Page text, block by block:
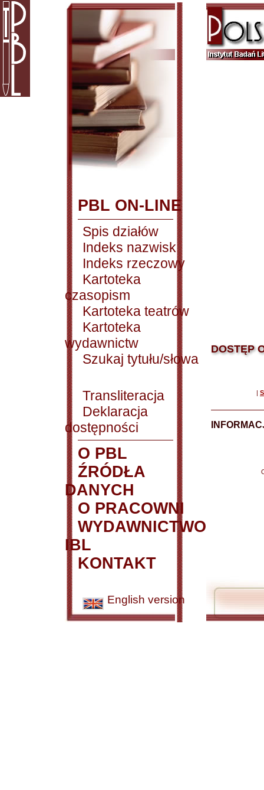
PBL ON-LINE
Spis działów
Indeks nazwisk
Indeks rzeczowy
Kartoteka
czasopism
Kartoteka teatrów
Kartoteka
wydawnictw
Szukaj tytułu/słowa
Transliteracja
Deklaracja
dostępności
O PBL
ŹRÓDŁA
DANYCH
O PRACOWNI
WYDAWNICTWO
IBL
KONTAKT
English version
DOSTĘP
|